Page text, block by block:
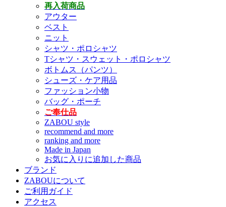
再入荷商品
アウター
ベスト
ニット
シャツ・ポロシャツ
Tシャツ・スウェット・ポロシャツ
ボトムス（パンツ）
シューズ・ケア用品
ファッション小物
バッグ・ポーチ
ご奉仕品
ZABOU style
recommend and more
ranking and more
Made in Japan
お気に入りに追加した商品
ブランド
ZABOUについて
ご利用ガイド
アクセス